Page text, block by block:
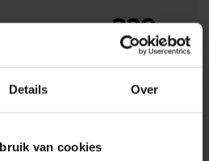
Details Over
van cookies
229.-
aan winkelwagen